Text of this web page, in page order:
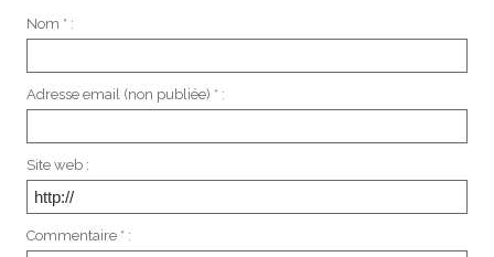
Nom * :
Adresse email (non publiée) * :
Site web :
Commentaire * :